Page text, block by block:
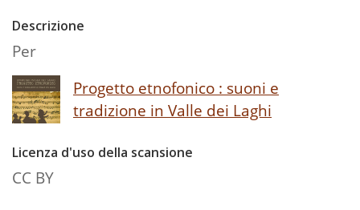
Descrizione
Per
Progetto etnofonico : suoni e
tradizione in Valle dei Laghi
Licenza d'uso della scansione
CC BY